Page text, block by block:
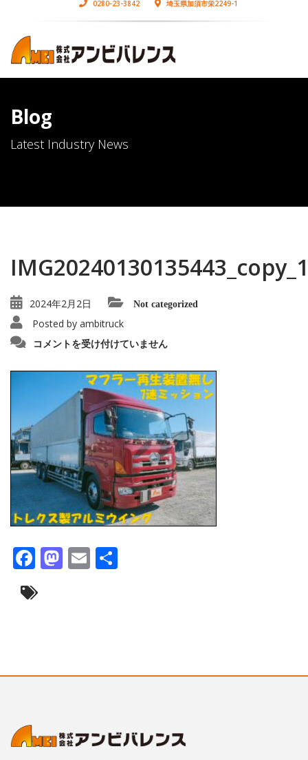
0280-23-3842 埼玉県加須市栄2249-1
Blog
Latest Industry News
2024年2月2日 Not categorized
Posted by ambitruck
IMG20240130135443_copy_1280x96015555
は
コメントを受け付けていません
Facebook
Mastodon
Email